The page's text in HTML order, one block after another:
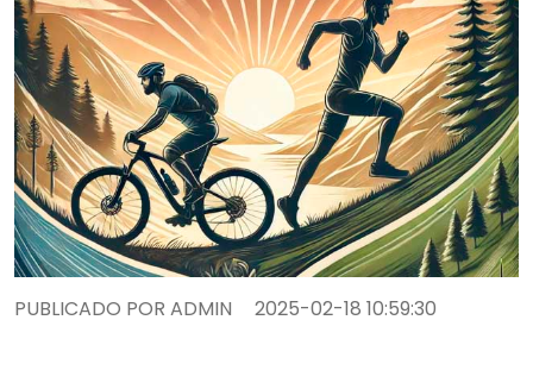
PUBLICADO POR ADMIN 2025-02-18 10:59:30